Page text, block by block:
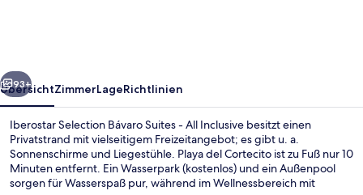
Inclusive
Weiter
93+
ÜbersichtZimmerLageRichtlinien
Iberostar Selection Bávaro Suites - All Inclusive besitzt einen
Privatstrand mit vielseitigem Freizeitangebot; es gibt u. a.
Sonnenschirme und Liegestühle. Playa del Cortecito ist zu Fuß nur 10
Minuten entfernt. Ein Wasserpark (kostenlos) und ein Außenpool
sorgen für Wasserspaß pur, während im Wellnessbereich mit